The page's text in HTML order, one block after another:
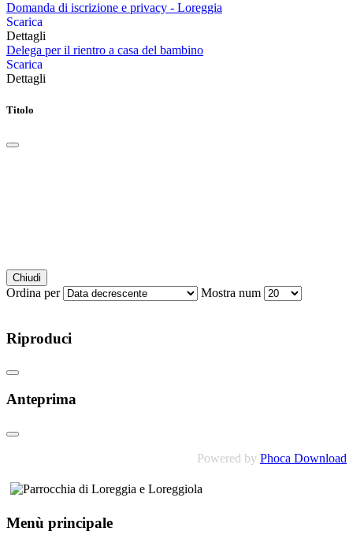
Domanda di iscrizione e privacy - Loreggia
Scarica
Dettagli
Delega per il rientro a casa del bambino
Scarica
Dettagli
Titolo
Chiudi
Ordina per Mostra num
Riproduci
Anteprima
Powered by Phoca Download
Menù principale